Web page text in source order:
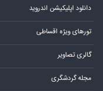
دانلود اپلیکیشن اندروید
تورهای ویژه اقساطی
گالری تصاویر
مجله گردشگری